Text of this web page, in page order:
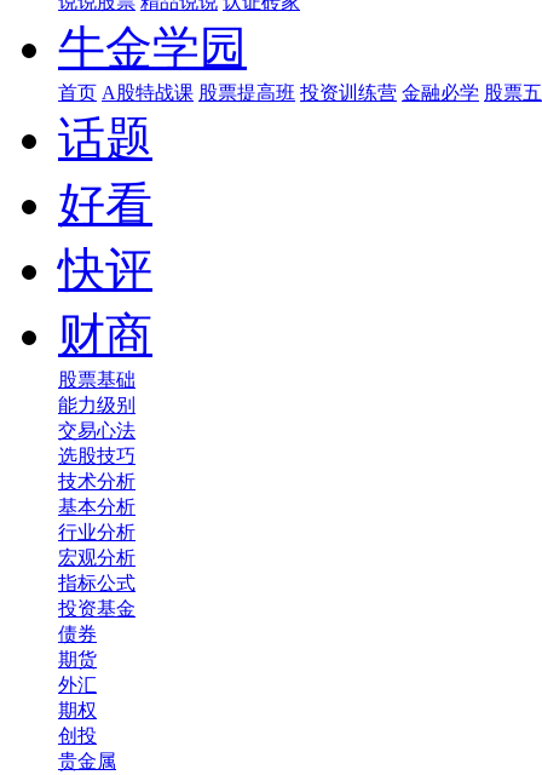
牛金学园
首页 A股特战课 股票提高班 投资训练营 金融必学 股票
话题
好看
快评
财商
股票基础
能力级别
交易心法
选股技巧
技术分析
基本分析
行业分析
宏观分析
指标公式
投资基金
债券
期货
外汇
期权
创投
贵金属